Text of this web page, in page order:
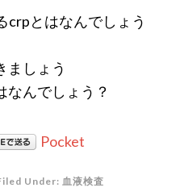
crpとはなんでしょう
ましょう
なんでしょう？
Pocket
Under: 血液検査